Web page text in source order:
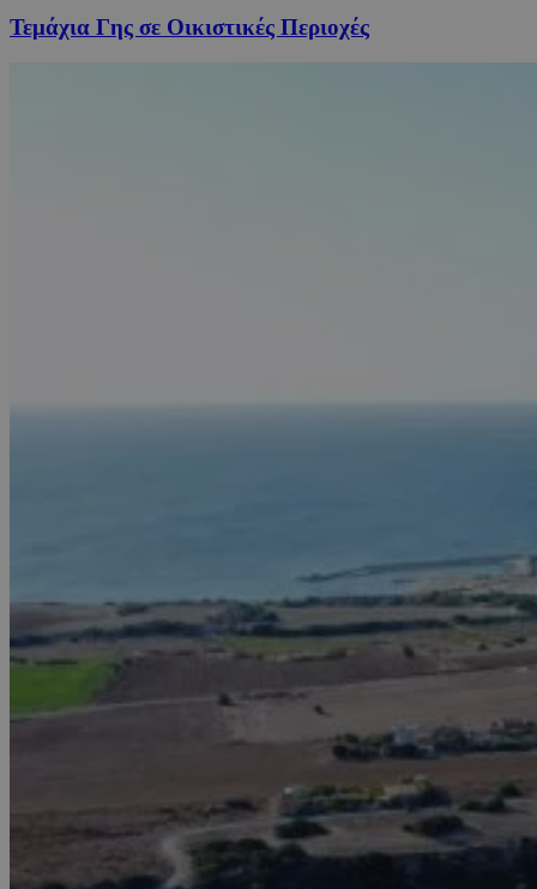
Τεμάχια Γης σε Οικιστικές Περιοχές